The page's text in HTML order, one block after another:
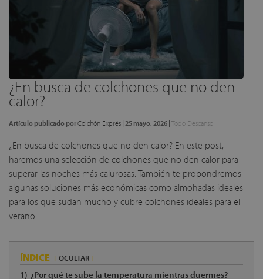
¿En busca de colchones que no den
calor?
Artículo publicado porColchón Exprés | 25 mayo, 2026 | Todo Descanso
¿En busca de colchones que no den calor? En este post,
haremos una selección de colchones que no den calor para
superar las noches más calurosas. También te propondremos
algunas soluciones más económicas como almohadas ideales
para los que sudan mucho y cubre colchones ideales para el
verano.
ÍNDICE OCULTAR
1) ¿Por qué te sube la temperatura mientras duermes?